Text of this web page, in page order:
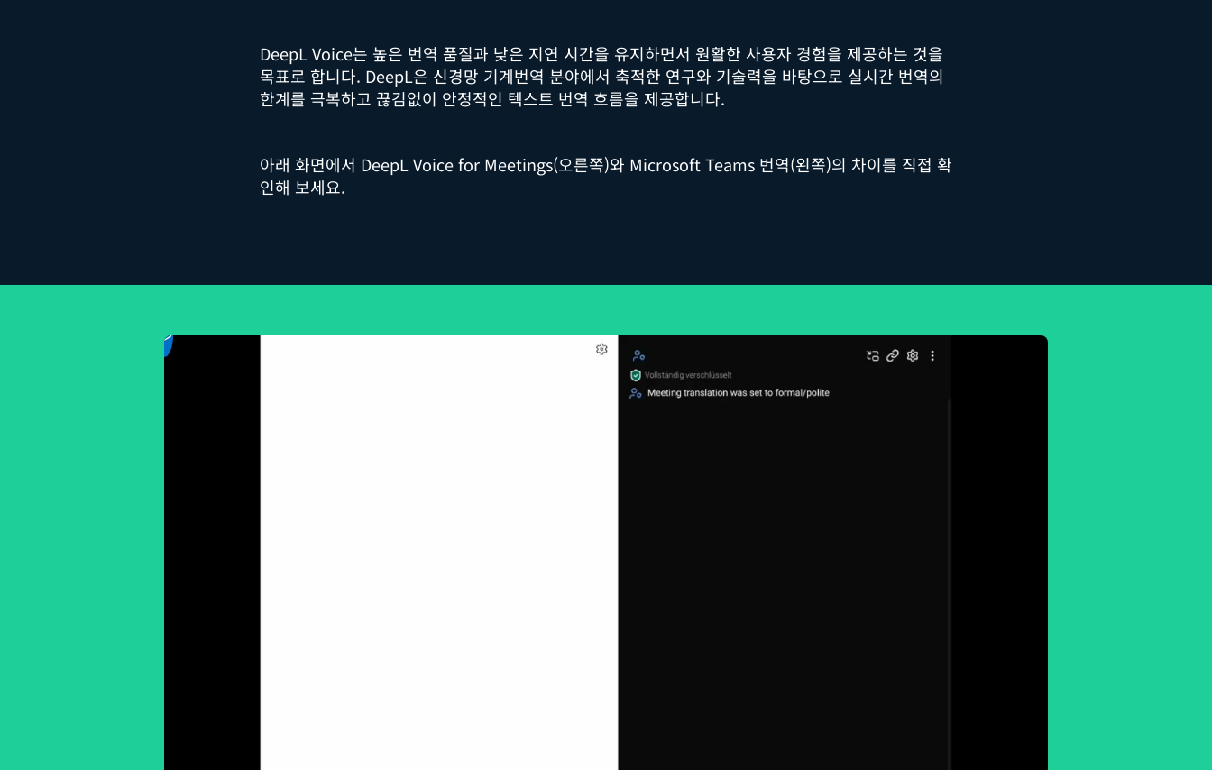
DeepL Voice는 높은 번역 품질과 낮은 지연 시간을 유지하면서 원활한 사용자 경험을 제공하는 것을
목표로 합니다. DeepL은 신경망 기계번역 분야에서 축적한 연구와 기술력을 바탕으로 실시간 번역의
한계를 극복하고 끊김없이 안정적인 텍스트 번역 흐름을 제공합니다.
아래 화면에서 DeepL Voice for Meetings(오른쪽)와 Microsoft Teams 번역(왼쪽)의 차이를 직접 확
인해 보세요.